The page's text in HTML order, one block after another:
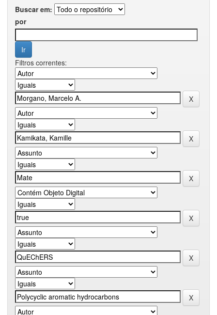
Buscar em:
por
Filtros correntes: